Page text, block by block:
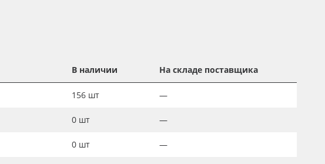
В наличии На складе поставщика
156 шт —
0 шт —
0 шт —